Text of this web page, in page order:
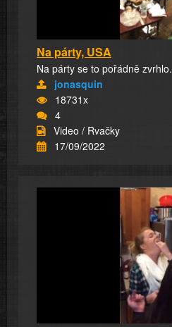
Na párty, USA
Na párty se to pořádně zvrhlo.
jonasquin
18731x
4
Video / Rvačky
17/09/2022